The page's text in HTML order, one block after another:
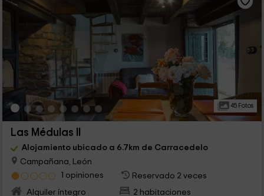
45 Fotos
Las Médulas II
Alojamiento ubicado a 6.7km de Carracedelo
Campañana, León
1 opiniones
Reservado 2 veces
Alquiler íntegro
2 habitaciones